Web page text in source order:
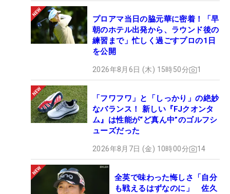
プロアマ当日の脇元華に密着！「早
朝のホテル出発から、ラウンド後の
練習まで」忙しく過ごすプロの1日
を公開
2026年8月6日 (木) 15時50分 1
「フワフワ」と「しっかり」の絶妙
なバランス！ 新しい『FJクオンタ
ム』は性能が“ど真ん中”のゴルフシ
ューズだった
2026年8月7日 (金) 10時00分 14
全英で味わった悔しさ「自分
も戦えるはずなのに」 佐久